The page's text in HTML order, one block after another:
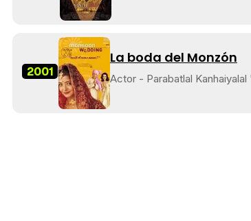
2001
La boda del Monzón
Actor - Parabatlal